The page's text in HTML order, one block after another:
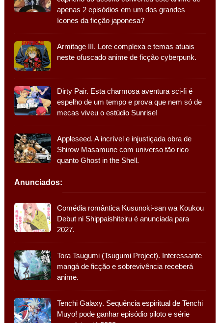
apenas 2 episódios em um dos grandes
ícones da ficção japonesa?
Armitage III. Lore complexa e temas atuais
neste ofuscado anime de ficção cyberpunk.
Dirty Pair. Esta charmosa aventura sci-fi é
espelho de um tempo e prova que nem só de
mecas viveu o estúdio Sunrise!
Appleseed. A incrível e injustiçada obra de
Shirow Masamune com universo tão rico
quanto Ghost in the Shell.
Anunciados:
Comédia romântica Kusunoki-san wa Koukou
Debut ni Shippaishiteiru é anunciada para
2027.
Tora Tsugumi (Tsugumi Project). Interessante
mangá de ficção e sobrevivência receberá
anime.
Tenchi Galaxy. Sequência espiritual de Tenchi
Muyo! pode ganhar episódio piloto e série